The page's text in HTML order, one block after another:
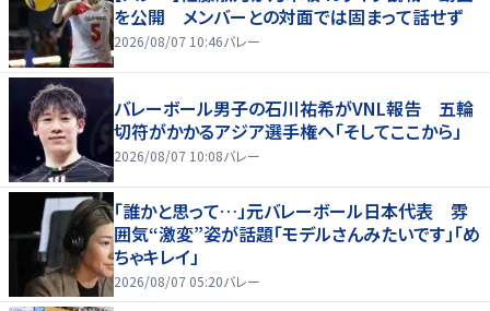
を公開 メンバーとの対面では固まって話せず
2026/08/07 10:46バレー
バレーボール男子の石川祐希がVNL報告 五輪
切符がかかるアジア選手権へ「そしてここから」
2026/08/07 10:08バレー
「誰かと思って…」元バレーボール日本代表 雰
囲気“激変”姿が話題「モデルさんみたいです」「め
ちゃキレイ」
2026/08/07 05:20バレー